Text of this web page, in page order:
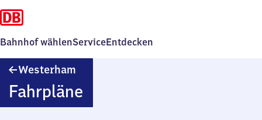
Bahnhof wählenServiceEntdecken
Westerham
Fahrpläne